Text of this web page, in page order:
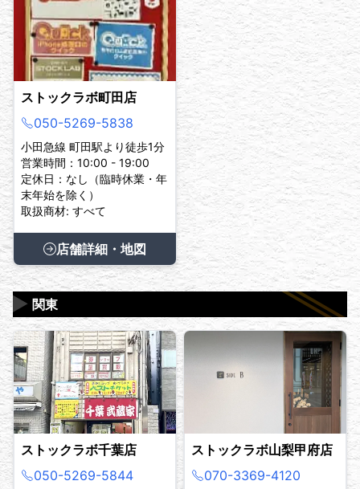
ストックラボ町田店
050-5269-5838
小田急線 町田駅より徒歩1分
営業時間：10:00 - 19:00
定休日：なし（臨時休業・年
末年始を除く）
取扱商材: すべて
店舗詳細・地図
関東
▶
ストックラボ千葉店
050-5269-5844
ストックラボ山梨甲府店
070-3369-4120